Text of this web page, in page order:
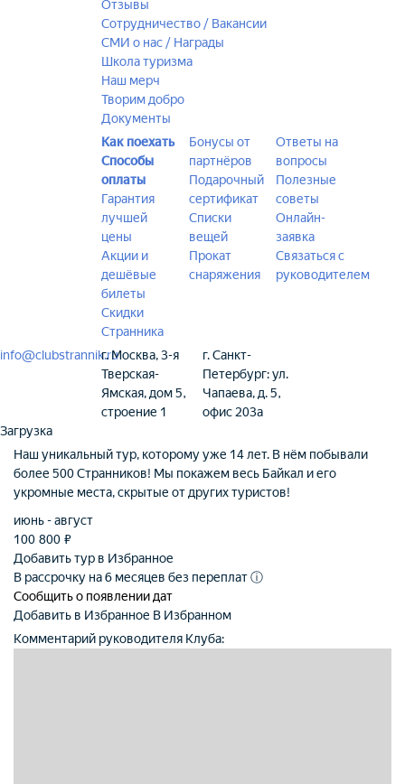
Отзывы
Сотрудничество / Вакансии
СМИ о нас / Награды
Школа туризма
Наш мерч
Творим добро
Документы
Как поехать
Способы
оплаты
Гарантия
лучшей
цены
Акции и
дешёвые
билеты
Скидки
Странника
Бонусы от
партнёров
Подарочный
сертификат
Списки
вещей
Прокат
снаряжения
Ответы на
вопросы
Полезные
советы
Онлайн-
заявка
Связаться с
руководителем
info@clubstrannik.ruг. Москва, 3-я
Тверская-
Ямская, дом 5,
строение 1
г. Санкт-
Петербург: ул.
Чапаева, д. 5,
офис 203а
Загрузка
Наш уникальный тур, которому уже 14 лет. В нём побывали
более 500 Странников! Мы покажем весь Байкал и его
укромные места, скрытые от других туристов!
июнь - август
100 800 ₽
Добавить тур в Избранное
В рассрочку на 6 месяцев без переплатⓘ
Сообщить о появлении дат
Добавить в Избранное В Избранном
Комментарий руководителя Клуба: